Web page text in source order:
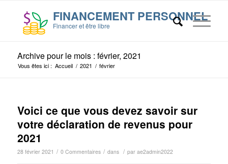
Archive pour le mois : février, 2021
Vous êtes ici : Accueil / 2021 / février
Voici ce que vous devez savoir sur
votre déclaration de revenus pour
2021
28 février 2021 / 0 Commentaires / dans / par ae2admin2022